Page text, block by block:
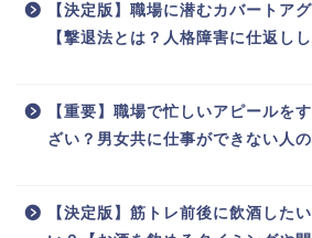
【決定版】職場に潜むカバートア
【撃退法とは？人格障害に仕返しし
【重要】職場で忙しいアピールを
ざい？男女共に仕事ができない人の
【決定版】筋トレ前後に飲酒した